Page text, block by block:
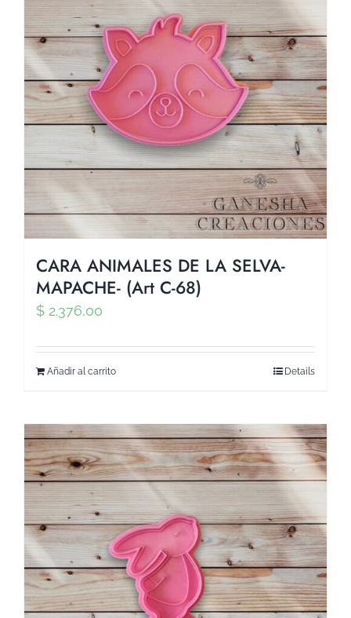
CARA ANIMALES DE LA SELVA-
MAPACHE- (Art C-68)
$ 2.376,00
Añadir al carrito Details